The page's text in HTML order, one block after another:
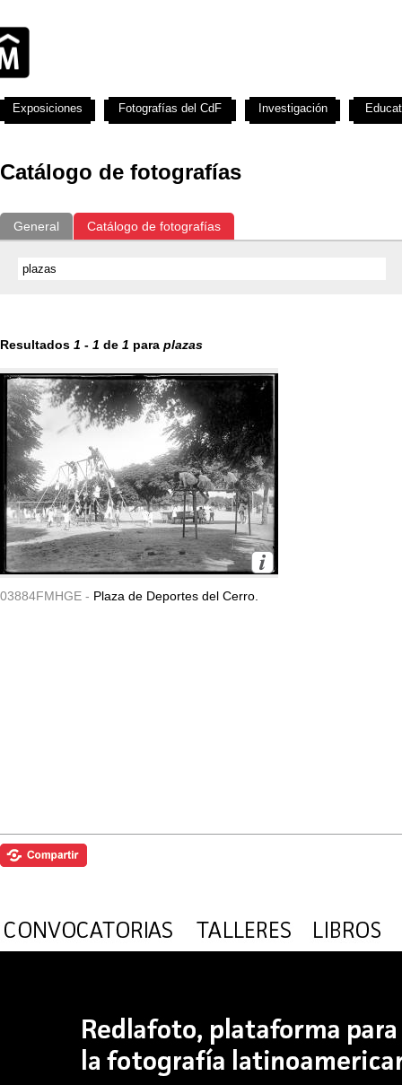
Catálogo de fotografías
General Catálogo de fotografías
Resultados 1 - 1 de 1 para plazas
03884FMHGE - Plaza de Deportes del Cerro.
Exposiciones Fotografías del CdF Investigación